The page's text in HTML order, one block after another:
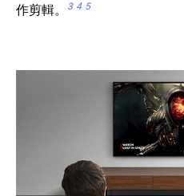
作剪輯。
3 4 5